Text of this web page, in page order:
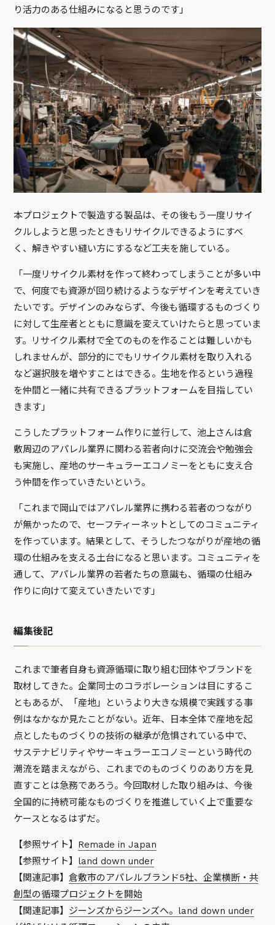
り活力のある仕組みになると思うのです」
本プロジェクトで製造する製品は、その後もう一度リサイ
クルしようと思ったときもリサイクルできるようにすべ
く、解きやすい縫い方にするなど工夫を施している。
「一度リサイクル素材を作って終わってしまうことが多い中
で、何度でも資源が回り続けるようなデザインを考えていき
たいです。デザインのみならず、今後も循環するものづくり
に対して生産者とともに意識を変えていけたらと思っていま
す。リサイクル素材で全てのものを作ることは難しいかも
しれませんが、部分的にでもリサイクル素材を取り入れる
など選択肢を増やすことはできる。生地を作るという過程
を仲間と一緒に共有できるプラットフォームを目指してい
きます」
こうしたプラットフォーム作りに並行して、池上さんは倉
敷周辺のアパレル業界に関わる若者向けに交流会や勉強会
も実施し、産地のサーキュラーエコノミーをともに支え合
う仲間を作っていきたいという。
「これまで岡山ではアパレル業界に携わる若者のつながり
が無かったので、セーフティーネットとしてのコミュニティ
を作っています。結果として、そうしたつながりが産地の循
環の仕組みを支える土台になると思います。コミュニティを
通して、アパレル業界の若者たちの意識も、循環の仕組み
作りに向けて変えていきたいです」
編集後記
これまで筆者自身も資源循環に取り組む団体やブランドを
取材してきた。企業同士のコラボレーションは目にするこ
ともあるが、「産地」というより大きな規模で実践する事
例はなかなか見たことがない。近年、日本全体で産地を起
点としたものづくりの技術の継承が危惧されている中で、
サステナビリティやサーキュラーエコノミーという時代の
潮流を踏まえながら、これまでのものづくりのあり方を見
直すことは急務であろう。今回取材した取り組みは、今後
全国的に持続可能なものづくりを推進していく上で重要な
ケースとなるはずだ。
【参照サイト】 Remade in Japan
【参照サイト】 land down under
【関連記事】倉敷市のアパレルブランド5社、企業横断・共
創型の循環プロジェクトを開始
【関連記事】 ジーンズからジーンズへ。land down under